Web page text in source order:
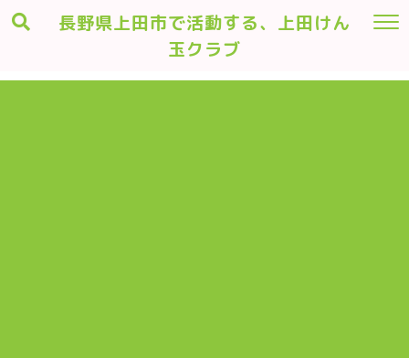
長野県上田市で活動する、上田けん
玉クラブ